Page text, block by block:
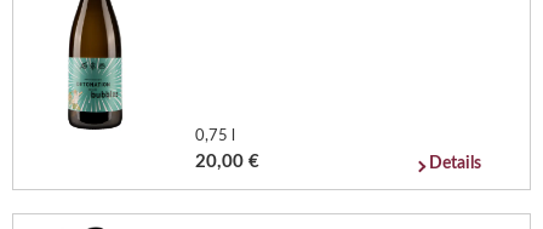
0,75 l
20,00 € Details